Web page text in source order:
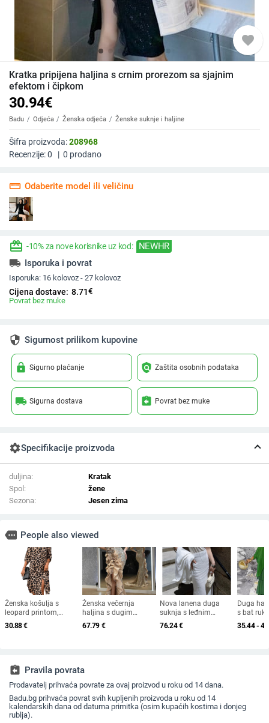
favorite
Kratka pripijena haljina s crnim prorezom sa sjajnim
efektom i čipkom
30.94€
Badu Odjeća Ženska odjeća Ženske suknje i haljine
Šifra proizvoda:208968
Recenzije:0 | 0 prodano
straighten Odaberite model ili veličinu
redeem -10% za nove korisnike uz kod: NEWHR
local_shipping Isporuka i povrat
Isporuka: 16 kolovoz - 27 kolovoz
Cijena dostave: 8.71€
Povrat bez muke
security Sigurnost prilikom kupovine
lock Sigurno plaćanje policy Zaštita osobnih podataka
local_shipping Sigurna dostava assignment_return Povrat bez muke
settingsSpecifikacije proizvoda
duljina:
Kratak
Spol:
žene
Sezona:
Jesen zima
more People also viewed
Ženska košulja s
leopard printom,
europska i američka
vanjska trgovina,
ženska midi haljina s
razdjelnim uzorkom
30.88€
Ženska večernja
haljina s dugim
rukavima, visokim
strukom, duga suknja,
67.79 €
Nova lanena duga
suknja s leđnim
prorezom, za žene,
100% lan
76.24€
Duga
s bat
izrez,
35.44 -
assignment_return Pravila povrata
Prodavatelj prihvaća povrate za ovaj proizvod u roku od 14 dana.
Badu.bg prihvaća povrat svih kupljenih proizvoda u roku od 14
kalendarskih dana od datuma primitka (osim kupaćih kostima i donjeg
rublja).